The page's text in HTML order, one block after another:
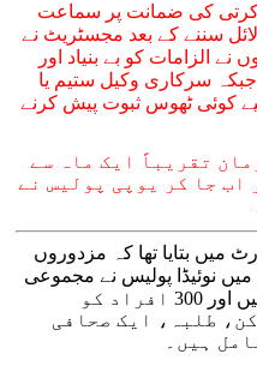
کی ضمانت پر سماعت
سننے کے بعد مجسٹریٹ نے
الزامات کو بے بنیاد اور
جبکہ سرکاری وکیل ستیم یا
کوئی ٹھوس ثبوت پیش کرنے
تقریباً ایک ماہ سے
اب جا کر یوپی پولیس نے
میں بتایا تھا کہ مزدوروں
نوئیڈا پولیس نے مجموعی
طور پر سات ایف آئی آر درج کی ہیں اور 300 افراد کو
طلبہ، ایک صحافی
ہیں۔